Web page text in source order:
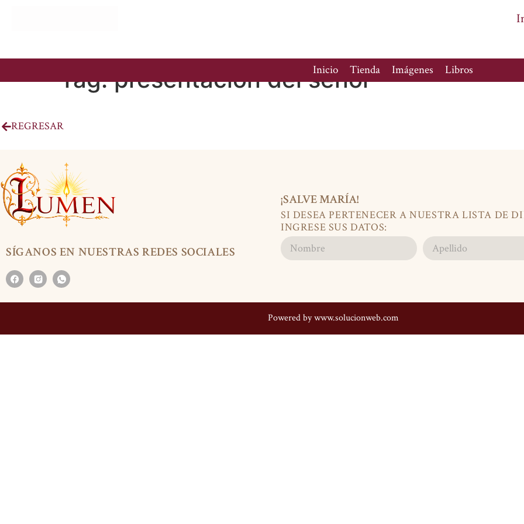
Inicio Tienda Imágenes Libros
Tag:presentación del señor
REGRESAR
SÍGANOS EN NUESTRAS REDES SOCIALES
¡SALVE MARÍA!
SI DESEA PERTENECER A NUESTRA LISTA DE
INGRESE SUS DATOS:
Powered bywww.solucionweb.com